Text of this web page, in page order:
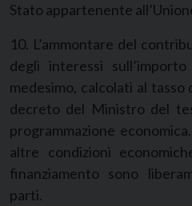
Stato appartenente
10. L’ammontare del
degli interessi
medesimo, calcolati al
decreto del Ministro del
programmazione
altre condizioni
finanziamento sono
parti.